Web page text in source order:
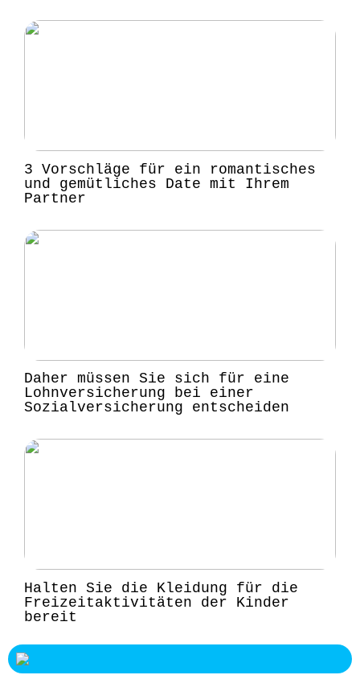
3 Vorschläge für ein romantisches
und gemütliches Date mit Ihrem
Partner
Daher müssen Sie sich für eine
Lohnversicherung bei einer
Sozialversicherung entscheiden
Halten Sie die Kleidung für die
Freizeitaktivitäten der Kinder
bereit